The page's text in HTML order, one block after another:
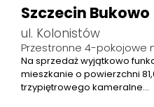
Szczecin Bukowo
ul. Kolonistów
Przestronne 4-pokojowe
Na sprzedaż wyjątkowo
mieszkanie o powierzchni
trzypiętrowego kameralne…